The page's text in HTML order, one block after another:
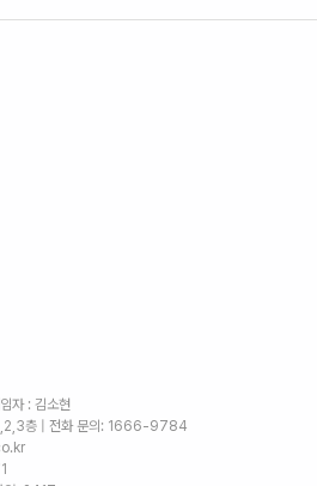
자 : 김소현
층 | 전화 문의: 1666-9784